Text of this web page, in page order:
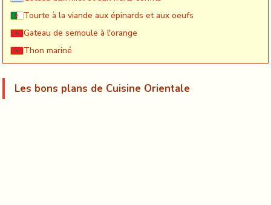
Tourte à la viande aux épinards et aux oeufs
Gateau de semoule à l'orange
Thon mariné
Les bons plans de Cuisine Orientale